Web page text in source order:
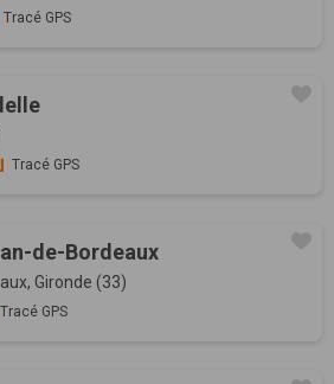
Tracé GPS
Tracé GPS
de-Bordeaux
Gironde (33)
Tracé GPS